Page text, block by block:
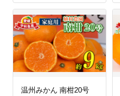
温州みかん 南柑20号